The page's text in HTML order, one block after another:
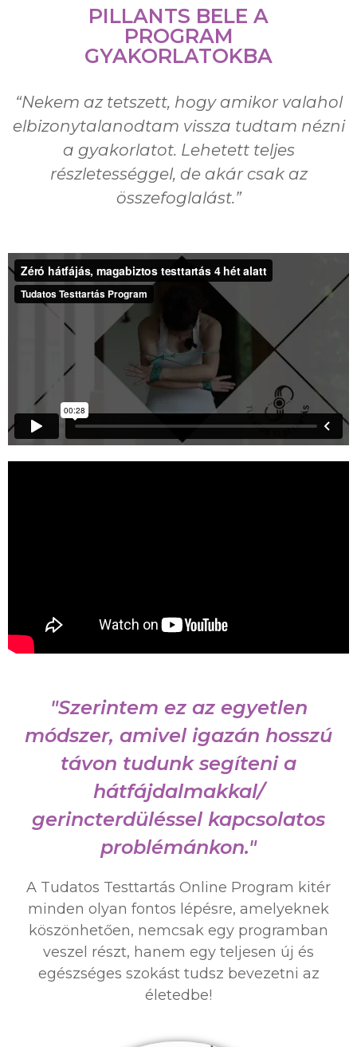
PILLANTS BELE A
PROGRAM
GYAKORLATOKBA
“Nekem az tetszett, hogy amikor valahol
elbizonytalanodtam vissza tudtam nézni
a gyakorlatot. Lehetett teljes
részletességgel, de akár csak az
összefoglalást.”
"Szerintem ez az egyetlen
módszer, amivel igazán hosszú
távon tudunk segíteni a
hátfájdalmakkal/
gerincterdüléssel kapcsolatos
problémánkon."
A Tudatos Testtartás Online Program kitér
minden olyan fontos lépésre, amelyeknek
köszönhetően, nemcsak egy programban
veszel részt, hanem egy teljesen új és
egészséges szokást tudsz bevezetni az
életedbe!